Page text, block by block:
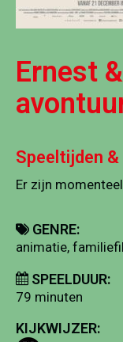
Ernest
Speeltijden
Er zijn
GENRE:
animatie,
SPEELDUUR:
79 minuten
KIJKWIJZER: